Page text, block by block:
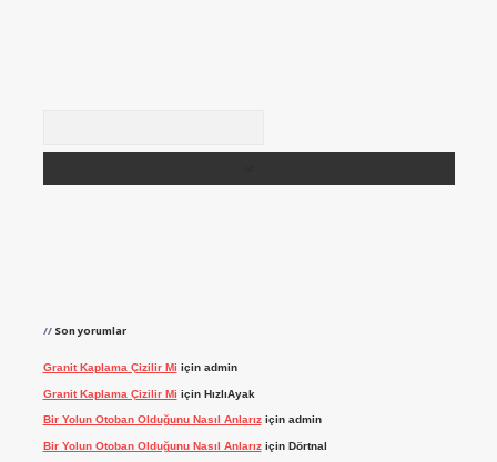
Son yorumlar
Granit Kaplama Çizilir Mi için admin
Granit Kaplama Çizilir Mi için HızlıAyak
Bir Yolun Otoban Olduğunu Nasıl Anlarıziçin admin
Bir Yolun Otoban Olduğunu Nasıl Anlarıziçin Dörtnal